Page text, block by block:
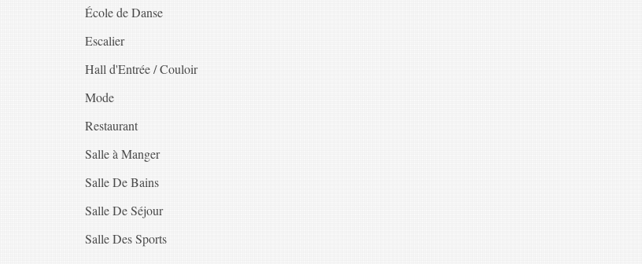
École de Danse
Escalier
Hall d'Entrée / Couloir
Mode
Restaurant
Salle à Manger
Salle De Bains
Salle De Séjour
Salle Des Sports